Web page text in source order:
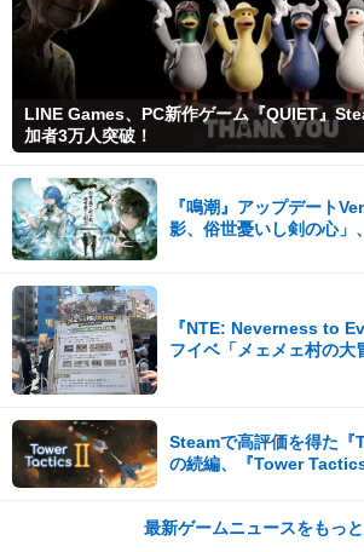
LINE Games、PC新作ゲーム『QUIET』
加者3万人突破！
『鳴潮』アップデート
影、俗世憂いし剣の心」
『NTE: Neverness to
フイベ「メェメェ村の大
Steamで高評価を得た
の続編、『Tower
最新ゲームニュースをもっ